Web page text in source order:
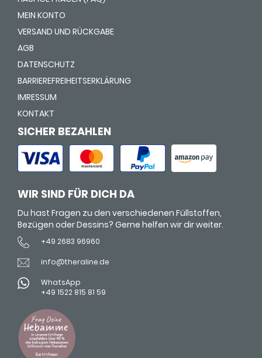
MEIN KONTO
VERSAND UND RÜCKGABE
AGB
DATENSCHUTZ
BARRIEREFREIHEITSERKLÄRUNG
IMRESSUM
KONTAKT
SICHER BEZAHLEN
WIR SIND FÜR DICH DA
Du hast Fragen zu den verschiedenen Füllstoffen,
Bezügen oder Dessins? Gerne helfen wir dir weiter.
+49 2683 96960
info@theraline.de
WhatsApp
+49 1522 815 81 59